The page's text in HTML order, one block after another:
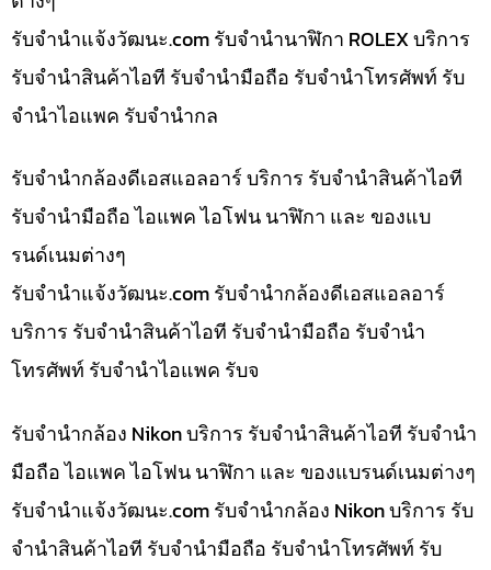
รับจํานําแจ้งวัฒนะ.com รับจำนำนาฬิกา ROLEX บริการ
รับจำนำสินค้าไอที รับจำนำมือถือ รับจำนำโทรศัพท์ รับ
จำนำไอแพค รับจำนำกล
รับจำนำกล้องดีเอสแอลอาร์ บริการ รับจำนำสินค้าไอที
รับจำนำมือถือ ไอแพค ไอโฟน นาฬิกา และ ของแบ
รนด์เนมต่างๆ
รับจํานําแจ้งวัฒนะ.com รับจำนำกล้องดีเอสแอลอาร์
บริการ รับจำนำสินค้าไอที รับจำนำมือถือ รับจำนำ
โทรศัพท์ รับจำนำไอแพค รับจ
รับจำนำกล้อง Nikon บริการ รับจำนำสินค้าไอที รับจำนำ
มือถือ ไอแพค ไอโฟน นาฬิกา และ ของแบรนด์เนมต่างๆ
รับจํานําแจ้งวัฒนะ.com รับจำนำกล้อง Nikon บริการ รับ
จำนำสินค้าไอที รับจำนำมือถือ รับจำนำโทรศัพท์ รับ